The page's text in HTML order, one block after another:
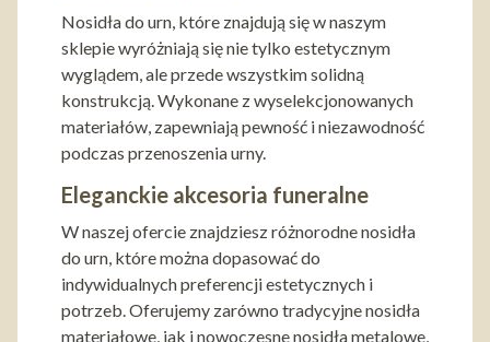
Nosidła do urn, które znajdują się w naszym
sklepie wyróżniają się nie tylko estetycznym
wyglądem, ale przede wszystkim solidną
konstrukcją. Wykonane z wyselekcjonowanych
materiałów, zapewniają pewność i niezawodność
podczas przenoszenia urny.
Eleganckie akcesoria funeralne
W naszej ofercie znajdziesz różnorodne nosidła
do urn, które można dopasować do
indywidualnych preferencji estetycznych i
potrzeb. Oferujemy zarówno tradycyjne nosidła
materiałowe, jak i nowoczesne nosidła metalowe,